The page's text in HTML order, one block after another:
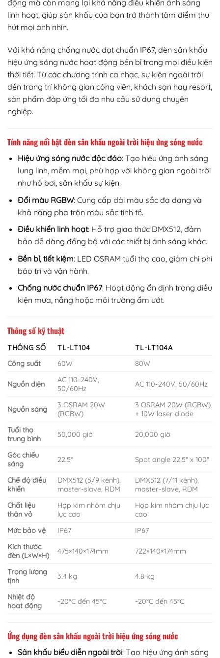
động mà còn mang lại khả năng điều khiển ánh sáng
linh hoạt, giúp sân khấu của bạn trở thành tâm điểm thu
hút mọi ánh nhìn.
Với khả năng chống nước đạt chuẩn IP67, đèn sân khấu
hiệu ứng sóng nước hoạt động bền bỉ trong mọi điều kiện
thời tiết. Từ các chương trình ca nhạc, sự kiện ngoài trời
đến trang trí không gian công viên, khách sạn hay resort,
sản phẩm đáp ứng tối đa nhu cầu sử dụng chuyên
nghiệp.
Tính năng nổi bật đèn sân khấu ngoài trời hiệu ứng sóng nước
Hiệu ứng sóng nước độc đáo: Tạo hiệu ứng ánh sáng
lung linh, mềm mại, phù hợp với không gian ngoài trời
như hồ bơi, sân khấu sự kiện.
Đổi màu RGBW: Cung cấp dải màu sắc đa dạng và
khả năng pha trộn màu sắc tinh tế.
Điều khiển linh hoạt: Hỗ trợ giao thức DMX512, đảm
bảo dễ dàng đồng bộ với các thiết bị ánh sáng khác.
Bền bỉ, tiết kiệm: LED OSRAM tuổi thọ cao, giảm chi phí
bảo trì và vận hành.
Chống nước chuẩn IP67: Hoạt động ổn định trong điều
kiện mưa, nắng hoặc môi trường ẩm ướt.
Thông số kỹ thuật
THÔNG SỐ TL-LT104
TL-LT104A
Công suất
60W 80W
Nguồn điện
AC 110-240V,
50/60Hz
AC 110-240V, 50/60Hz
Nguồn sáng
3 OSRAM 20W
(RGBW)
3 OSRAM 20W (RGBW)
+ 10W laser diode
Tuổi thọ
trung bình
50,000 giờ 20,000 giờ
Góc chiếu
sáng
22.5° Spot angle 22.5° x 100°
Chế độ điều
khiển
DMX512 (5/9 kênh),
master-slave, RDM
DMX512 (7/11 kênh),
master-slave, RDM
Chất liệu
thân vỏ
Hợp kim nhôm chịu
lực cao
Hợp kim nhôm chịu lực
cao
Mức bảo vệ
IP67
IP67
Kích thước
đèn (L×W×H)
475×140×174mm 722×140×174mm
Trọng lượng
tịnh
3.4 kg 4.8 kg
Nhiệt độ
hoạt động
-20°C đến 45°C -20°C đến 45°C
Ứng dụng đèn sân khấu ngoài trời hiệu ứng sóng nước
Sân khấu biểu diễn ngoài trời: Tạo hiệu ứng ánh sáng